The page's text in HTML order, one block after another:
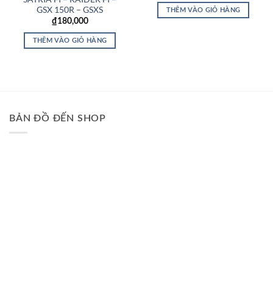
GSX 150R – GSXS
₫180,000
THÊM VÀO GIỎ HÀNG
THÊM VÀO GIỎ HÀNG
BẢN ĐỒ ĐẾN SHOP